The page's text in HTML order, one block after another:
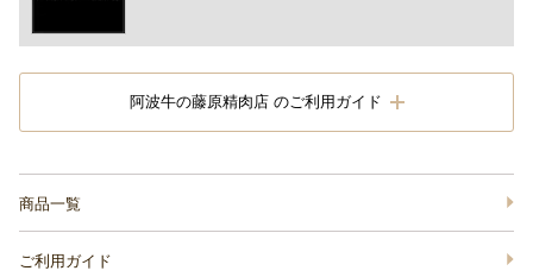
阿波牛の藤原精肉店 のご利用ガイド
商品一覧
ご利用ガイド